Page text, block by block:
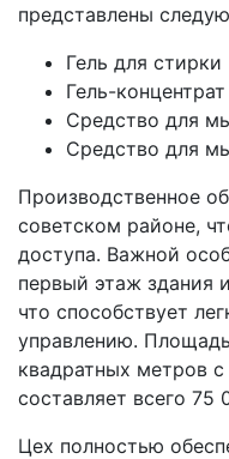
представлены
Гель для стирки
Гель-
Средство для
Средство для
Производственное
советском районе,
доступа. Важной
первый этаж здания
что способствует
управлению.
квадратных метров
составляет всего 75
Цех полностью